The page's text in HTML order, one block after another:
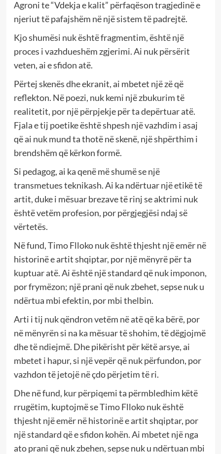
Agroni te “Vdekja e kalit” përfaqëson tragjedinë e
njeriut të pafajshëm në një sistem të padrejtë.
Kjo shumësi nuk është fragmentim, është një
proces i vazhdueshëm zgjerimi. Ai nuk përsërit
veten, ai e sfidon atë.
Përtej skenës dhe ekranit, ai mbetet një zë që
reflekton. Në poezi, nuk kemi një zbukurim të
realitetit, por një përpjekje për ta depërtuar atë.
Fjala e tij poetike është shpesh një vazhdim i asaj
që ai nuk mund ta thotë në skenë, një shpërthim i
brendshëm që kërkon formë.
Si pedagog, ai ka qenë më shumë se një
transmetues teknikash. Ai ka ndërtuar një etikë të
artit, duke i mësuar brezave të rinj se aktrimi nuk
është vetëm profesion, por përgjegjësi ndaj së
vërtetës.
Në fund, Timo Flloko nuk është thjesht një emër në
historinë e artit shqiptar, por një mënyrë për ta
kuptuar atë. Ai është një standard që nuk imponon,
por frymëzon; një prani që nuk zbehet, sepse nuk u
ndërtua mbi efektin, por mbi thelbin.
Arti i tij nuk qëndron vetëm në atë që ka bërë, por
në mënyrën si na ka mësuar të shohim, të dëgjojmë
dhe të ndiejmë. Dhe pikërisht për këtë arsye, ai
mbetet i hapur, si një vepër që nuk përfundon, por
vazhdon të jetojë në çdo përjetim të ri.
Dhe në fund, kur përpiqemi ta përmbledhim këtë
rrugëtim, kuptojmë se Timo Flloko nuk është
thjesht një emër në historinë e artit shqiptar, por
një standard që e sfidon kohën. Ai mbetet një nga
ato prani që nuk zbehen, sepse nuk u ndërtuan mbi